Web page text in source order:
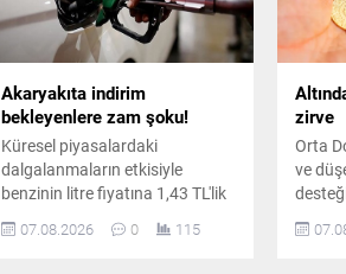
Akaryakıta indirim
bekleyenlere zam şoku!
Küresel piyasalardaki
dalgalanmaların etkisiyle
benzinin litre fiyatına 1,43 TL'lik
Sistemi desteğiyle sürücülerin
07.08.2026 0 115
zirve
Orta
ve